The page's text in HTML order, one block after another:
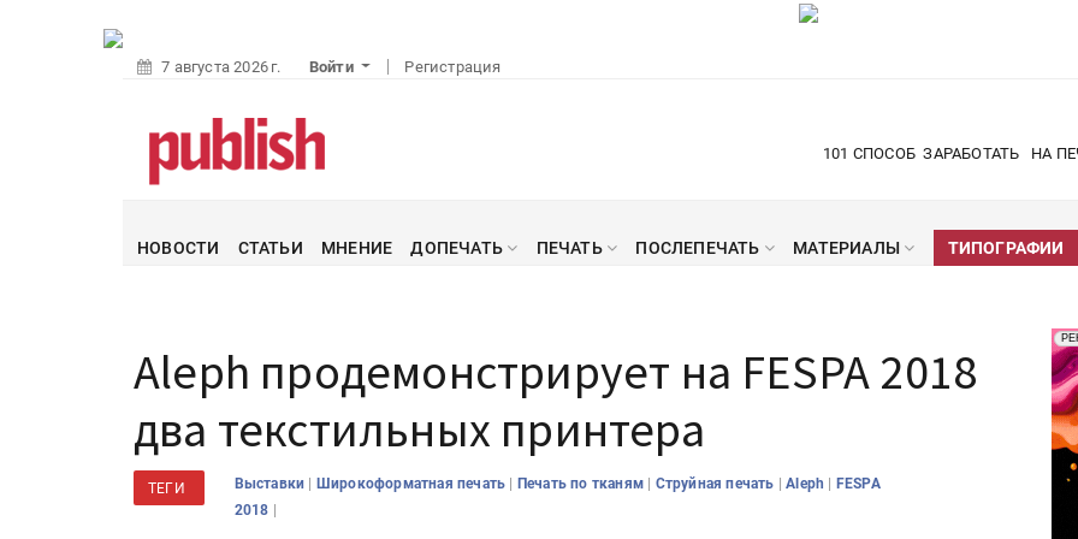
7 августа 2026 г. Войти Регистрация
101 СПОСОБ ЗАРАБОТАТЬ НА
НОВОСТИ СТАТЬИ МНЕНИЕ ДОПЕЧАТЬ ПЕЧАТЬ ПОСЛЕПЕЧАТЬ МАТЕРИАЛЫ ТИПОГРАФИИ
Aleph продемонстрирует на FESPA 2018
два текстильных принтера
ТЕГИ Выставки | Широкоформатная печать | Печать по тканям | Струйная печать |Aleph | FESPA
2018 |